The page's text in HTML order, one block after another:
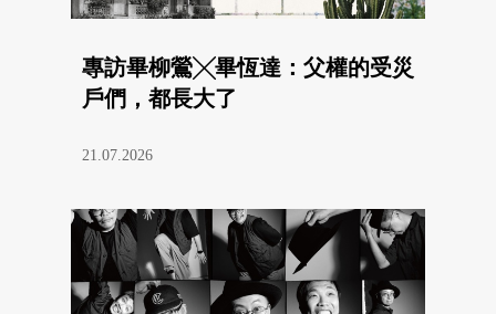
專訪畢柳鶯╳畢恆達：父權的受災
戶們，都長大了
21.07.2026